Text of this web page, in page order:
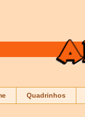
Quadrinhos